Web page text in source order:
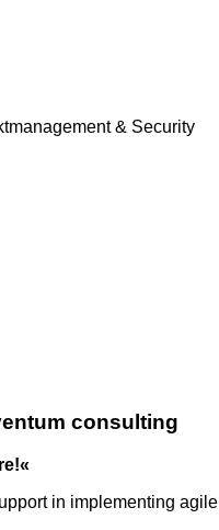
& Security
consulting
in implementing agile